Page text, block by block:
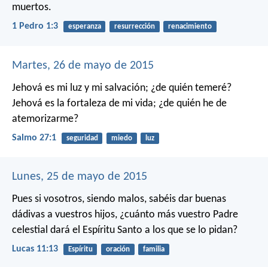
muertos.
1 Pedro 1:3 esperanza resurrección renacimiento
Martes, 26 de mayo de 2015
Jehová es mi luz y mi salvación; ¿de quién temeré?
Jehová es la fortaleza de mi vida; ¿de quién he de
atemorizarme?
Salmo 27:1 seguridad miedo luz
Lunes, 25 de mayo de 2015
Pues si vosotros, siendo malos, sabéis dar buenas
dádivas a vuestros hijos, ¿cuánto más vuestro Padre
celestial dará el Espíritu Santo a los que se lo pidan?
Lucas 11:13 Espíritu oración familia